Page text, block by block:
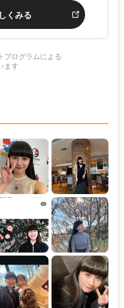
くみる
プログラムによる
ます